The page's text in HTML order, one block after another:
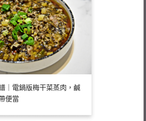
｜電鍋版梅干菜蒸肉，鹹
便當